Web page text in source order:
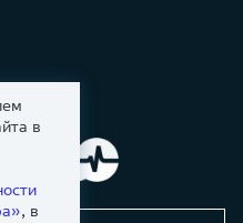
в
, в